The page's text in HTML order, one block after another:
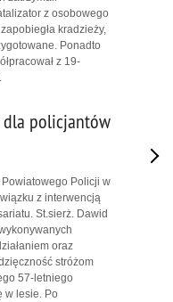
z osobowego
kradzieży,
Ponadto
z 19-
dla policjantów
Policji w
z interwencją
St.sierż. Dawid
oraz
stróżom
57-letniego
w lesie. Po